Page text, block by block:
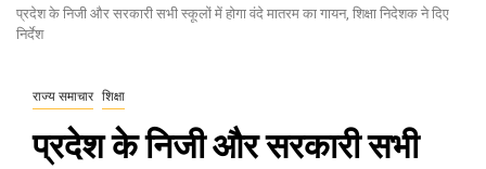
प्रदेश के निजी और सरकारी सभी स्कूलों में होगा वंदे मातरम का गायन, शिक्षा निदेशक ने दिए
निर्देश
राज्य समाचार शिक्षा
प्रदेश के निजी और सरकारी सभी